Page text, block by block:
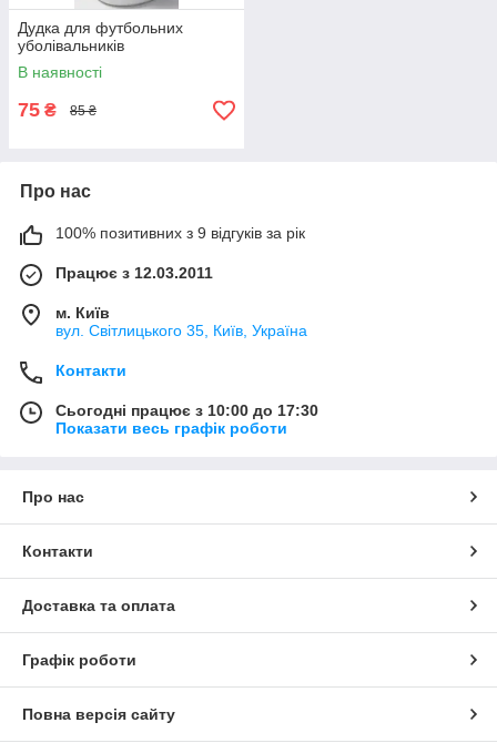
Дудка для футбольних
уболівальників
В наявності
75 ₴ 85 ₴
Про нас
100% позитивних з 9 відгуків за рік
Працює з 12.03.2011
м. Київ
вул. Світлицького 35, Київ, Україна
Контакти
Сьогодні працює з 10:00 до 17:30
Показати весь графік роботи
Про нас
Контакти
Доставка та оплата
Графік роботи
Повна версія сайту